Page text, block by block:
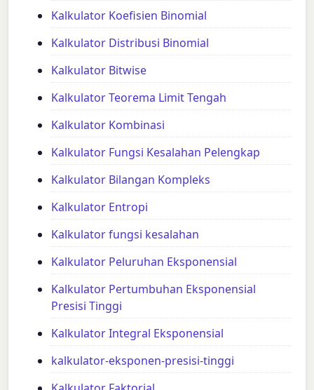
Kalkulator Koefisien Binomial
Kalkulator Distribusi Binomial
Kalkulator Bitwise
Kalkulator Teorema Limit Tengah
Kalkulator Kombinasi
Kalkulator Fungsi Kesalahan Pelengkap
Kalkulator Bilangan Kompleks
Kalkulator Entropi
Kalkulator fungsi kesalahan
Kalkulator Peluruhan Eksponensial
Kalkulator Pertumbuhan Eksponensial
Presisi Tinggi
Kalkulator Integral Eksponensial
kalkulator-eksponen-presisi-tinggi